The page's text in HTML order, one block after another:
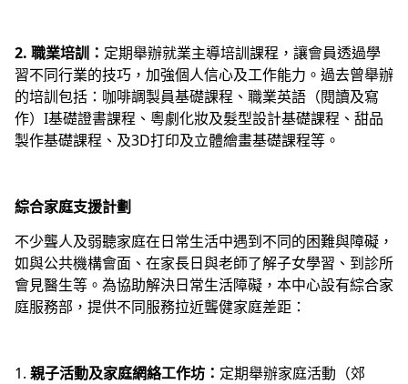
2. 職業培訓： 定期舉辦就業主導培訓課程，讓會員透過學
習不同行業的技巧，加強個人信心及工作能力。過去曾舉辦
的培訓包括：咖啡調製員基礎課程、職業英語（閱讀及寫
作）I基礎證書課程、粵劇化妝及髮型設計基礎課程、甜品
製作基礎課程、及3D打印及立體繪畫基礎課程等。
綜合家庭支援計劃
不少聾人及弱聽家庭在日常生活中遇到不同的困難與障礙，
如與公共機構會面、在家長日與老師了解子女學習、到診所
會見醫生等。為協助解決日常生活障礙，本中心設有綜合家
庭服務部，提供不同服務拉近聾健家庭差距：
1. 親子活動及家庭網絡工作坊： 定期舉辦家庭活動（郊